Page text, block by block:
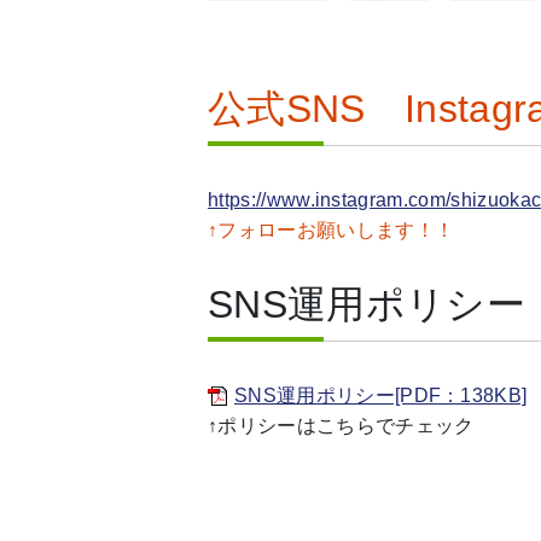
公式SNS
https://www.instagram.com/
↑フォローお願いします！！
SNS運用ポリシー
SNS運用ポリシー[PDF：138KB]
↑ポリシーはこちらでチェック